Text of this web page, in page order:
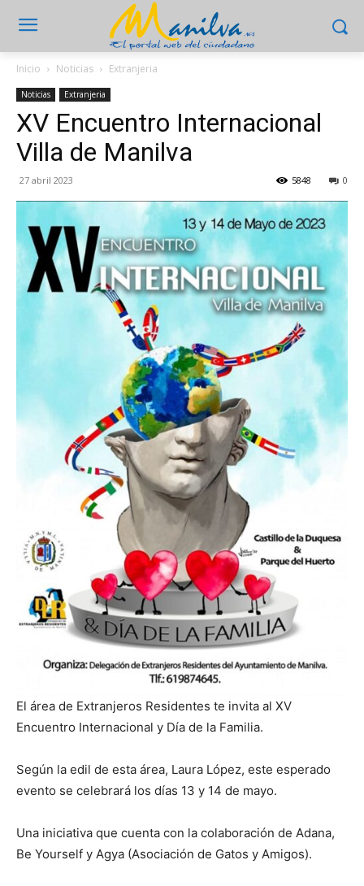
Inicio Noticias Extranjeria
Noticias Extranjeria
XV Encuentro Internacional
Villa de Manilva
27 abril 2023 0
5848
El área de Extranjeros Residentes te invita al XV
Encuentro Internacional y Día de la Familia.
Según la edil de esta área, Laura López, este esperado
evento se celebrará los días 13 y 14 de mayo.
Una iniciativa que cuenta con la colaboración de Adana,
Be Yourself y Agya (Asociación de Gatos y Amigos).